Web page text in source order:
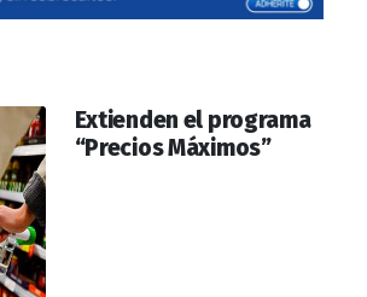
Extienden el programa
“Precios Máximos”